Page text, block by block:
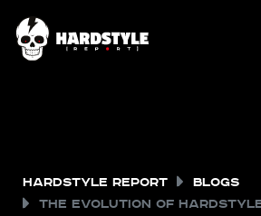
Hardstyle Report
Blogs
The Evolution of